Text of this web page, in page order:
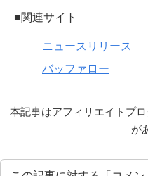
■関連サイト
ニュースリリース
バッファロー
本記事はアフィリエイトプ
が